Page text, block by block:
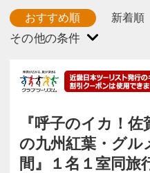
おすすめ順 新着順
『呼子のイカ！
の九州紅葉・グル
間』１名１室同旅